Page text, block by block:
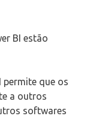
BI estão
permite que os
a outros
softwares